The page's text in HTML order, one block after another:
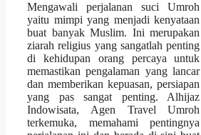
Mengawali perjalanan suci Umroh
yaitu mimpi yang menjadi kenyataan
buat banyak Muslim. Ini merupakan
ziarah religius yang sangatlah penting
di kehidupan orang percaya untuk
memastikan pengalaman yang lancar
dan memberikan kepuasan, persiapan
yang pas sangat penting. Alhijaz
Indowisata, Agen Travel Umroh
terkemuka, memahami pentingnya